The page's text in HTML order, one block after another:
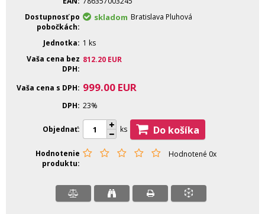
Dostupnosť po
pobočkách
skladom Bratislava Pluhová
Jednotka
1 ks
Vaša cena bez
DPH
812.20 EUR
Vaša cena s DPH 999.00 EUR
DPH 23%
Objednať ks Do košíka
Hodnotenie
produktu
Hodnotené 0x